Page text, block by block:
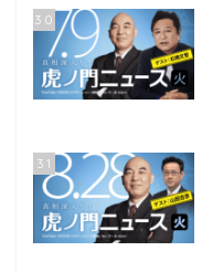
30
31